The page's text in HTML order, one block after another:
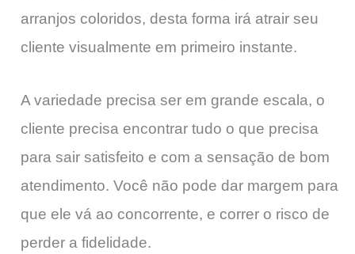
arranjos coloridos, desta forma irá atrair seu
cliente visualmente em primeiro instante.
A variedade precisa ser em grande escala, o
cliente precisa encontrar tudo o que precisa
para sair satisfeito e com a sensação de bom
atendimento. Você não pode dar margem para
que ele vá ao concorrente, e correr o risco de
perder a fidelidade.